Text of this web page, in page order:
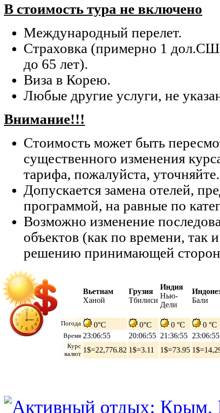
В стоимость тура не включено
Международный перелет.
Страховка (примерно 1
до 65 лет).
Виза в Корею.
Любые другие услуги, не
Внимание!!!
Стоимость может быть
существенного изменения
тарифа, пожалуйста, уточняйте.
Допускается замена отелей,
программой, на равные по
Возможно изменение
объектов (как по времени, так
решению принимающей
Вьетнам
Ханой
Грузия
Тбилиси
Индия
Нью-
Дели
Бали
Погода 0°C 0°C 0 °C 0 °C
Время 23:06:56 20:06:56 21:36:56 23:06:56
Курс
валют 1$=22,776.82 1$=3.11 1$=73.95